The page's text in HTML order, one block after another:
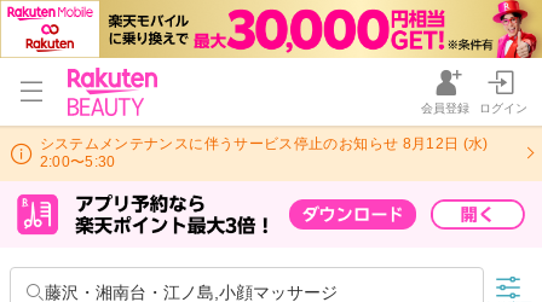
会員登録 ログイン
システムメンテナンスに伴うサービス停止のお知らせ 8月12日 (水)
2:00〜5:30
藤沢・湘南台・江ノ島,小顔マッサージ